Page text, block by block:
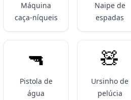
Máquina
caça-níqueis
Naipe de
espadas
🔫
Pistola de
água
🧸
Ursinho de
pelúcia